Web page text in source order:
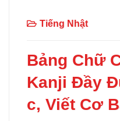
Tiếng Nhật
Bảng Chữ
Kanji Đầy
c, Viết Cơ